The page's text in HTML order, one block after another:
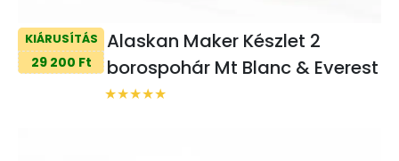
KIÁRUSÍTÁS
29 200 Ft
Alaskan Maker Készlet 2
borospohár Mt Blanc & Everest